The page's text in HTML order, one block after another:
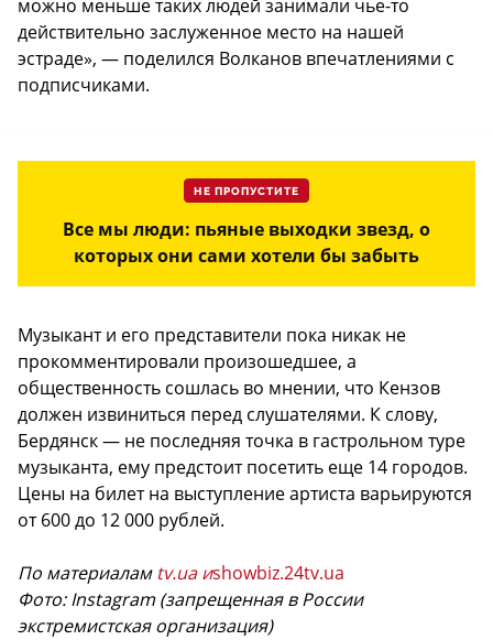
можно меньше таких людей занимали чье-то
действительно заслуженное место на нашей
эстраде», — поделился Волканов впечатлениями с
подписчиками.
НЕ ПРОПУСТИТЕ
Все мы люди: пьяные выходки звезд, о
которых они сами хотели бы забыть
Музыкант и его представители пока никак не
прокомментировали произошедшее, а
общественность сошлась во мнении, что Кензов
должен извиниться перед слушателями. К слову,
Бердянск — не последняя точка в гастрольном туре
музыканта, ему предстоит посетить еще 14 городов.
Цены на билет на выступление артиста варьируются
от 600 до 12 000 рублей.
По материалам tv.ua иshowbiz.24tv.ua
Фото: Instagram (запрещенная в России
экстремистская организация)